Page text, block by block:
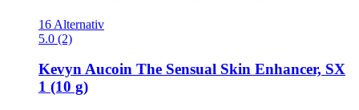
16 Alternativ
5.0 (2)
Kevyn Aucoin The Sensual Skin Enhancer, SX
1 (10 g)